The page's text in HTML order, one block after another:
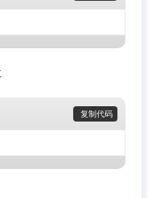
复制代码